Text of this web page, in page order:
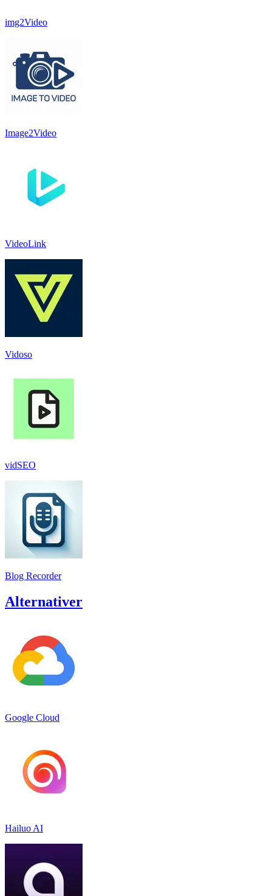
img2Video
Image2Video
VideoLink
Vidoso
vidSEO
Blog Recorder
Alternativer
Google Cloud
Hailuo AI